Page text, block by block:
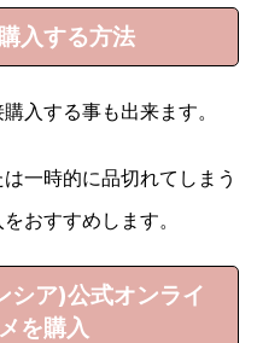
入する方法
入する事も出来ます。
一時的に品切れてしまう
おすすめします。
シア)公式オンライ
を購入